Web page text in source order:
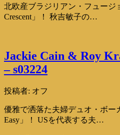
北欧産ブラジリアン・フュージ
Crescent」！ 秋吉敏子の…
Jackie Cain & Roy
– s03224
投稿者: オフ
優雅で洒落た夫婦デュオ・ボー
Easy」！ USを代表する夫…